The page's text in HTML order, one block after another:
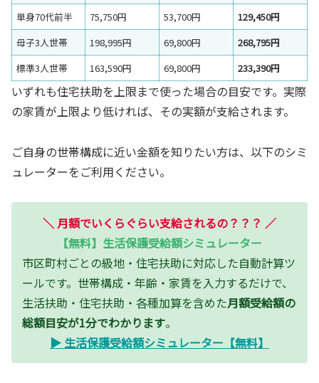
単身70代前半
75,750円 53,700円
129,450円
母子3人世帯
198,995円 69,800円
268,795円
標準3人世帯
163,590円 69,800円 233,390円
いずれも住宅扶助を上限まで使った場合の目安です。実際
の家賃が上限より低ければ、その実額が支給されます。
ご自身の世帯構成に近い金額を知りたい方は、以下のシミ
ュレーターをご利用ください。
＼ 月額でいくらぐらい支給されるの？？？ ／
【無料】生活保護受給額シミュレーター
市区町村ごとの級地・住宅扶助に対応した自動計算ツ
ールです。世帯構成・年齢・家賃を入力するだけで、
生活扶助・住宅扶助・各種加算を含めた月額受給額の
総額目安が1分でわかります。
▶ 生活保護受給額シミュレーター【無料】